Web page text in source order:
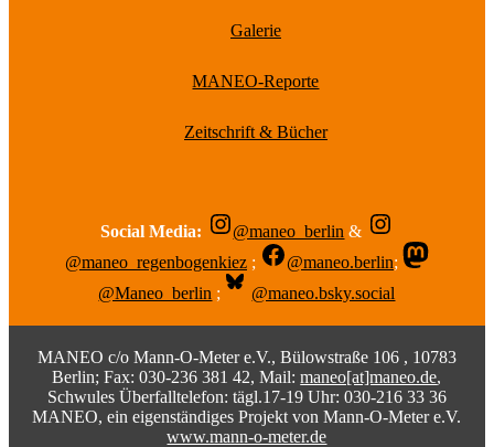
Galerie
MANEO-Reporte
Zeitschrift & Bücher
Social Media: @maneo_berlin &
@maneo_regenbogenkiez ; @maneo.berlin;
@Maneo_berlin ; @maneo.bsky.social
MANEO c/o Mann-O-Meter e.V., Bülowstraße 106 , 10783
Berlin; Fax: 030-236 381 42, Mail:maneo[at]maneo.de,
Schwules Überfalltelefon: tägl.17-19 Uhr: 030-216 33 36
MANEO, ein eigenständiges Projekt von Mann-O-Meter e.V.
www.mann-o-meter.de